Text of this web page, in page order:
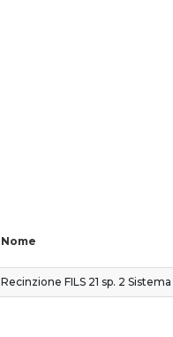
Nome
Recinzione FILS 21 sp. 2 Sistema